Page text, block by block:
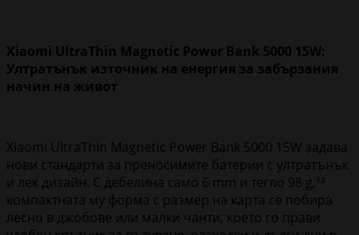
Xiaomi UltraThin Magnetic Power Bank 5000 15W:
Ултратънък източник на енергия за забързания
начин на живот
Xiaomi UltraThin Magnetic Power Bank 5000 15W задава
нови стандарти за преносимите батерии с ултратънък
и лек дизайн. С дебелина само 6 mm и тегло 98 g,¹³
компактната му форма с размер на карта се побира
лесно в джобове или малки чанти, което го прави